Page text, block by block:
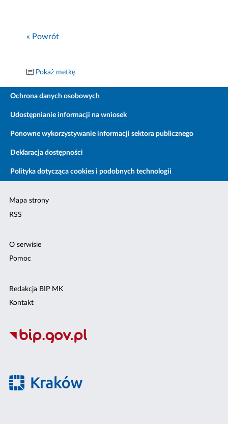
« Powrót
Pokaż metkę
Ochrona danych osobowych
Udostępnianie informacji na wniosek
Ponowne wykorzystywanie informacji sektora publicznego
Deklaracja dostępności
Polityka dotycząca cookies i podobnych technologii
Mapa strony
RSS
O serwisie
Pomoc
Redakcja BIP MK
Kontakt